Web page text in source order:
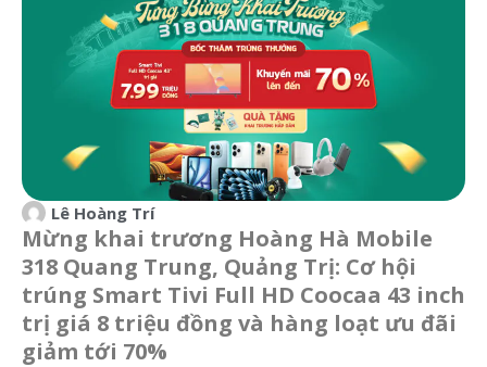
Lê Hoàng Trí
Mừng khai trương Hoàng Hà Mobile
318 Quang Trung, Quảng Trị: Cơ hội
trúng Smart Tivi Full HD Coocaa 43 inch
trị giá 8 triệu đồng và hàng loạt ưu đãi
giảm tới 70%